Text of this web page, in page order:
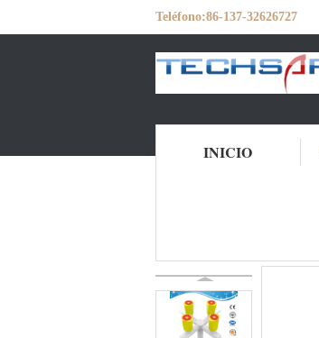
Teléfono:86-137-32626727
INICIO